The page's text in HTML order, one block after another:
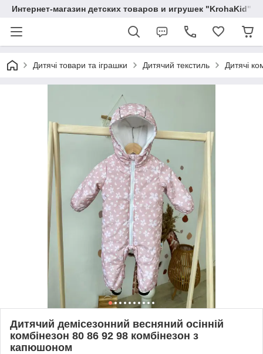
Интернет-магазин детских товаров и игрушек "KrohaKid"
Дитячі товари та іграшки Дитячий текстиль Дитячі
Дитячий демісезонний весняний осінній
комбінезон 80 86 92 98 комбінезон з
капюшоном